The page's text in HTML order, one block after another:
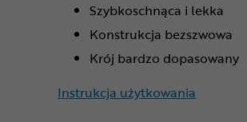
Szybkoschnąca i lekka
Konstrukcja bezszwowa
Krój bardzo dopasowany
Instrukcja użytkowania